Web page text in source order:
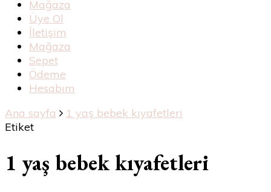
Mağaza
Üye Ol
İletişim
Mağaza
Sepet
Ödeme
Hesabım
Ana sayfa
1 yaş bebek kıyafetleri
Etiket
1 yaş bebek kıyafetleri